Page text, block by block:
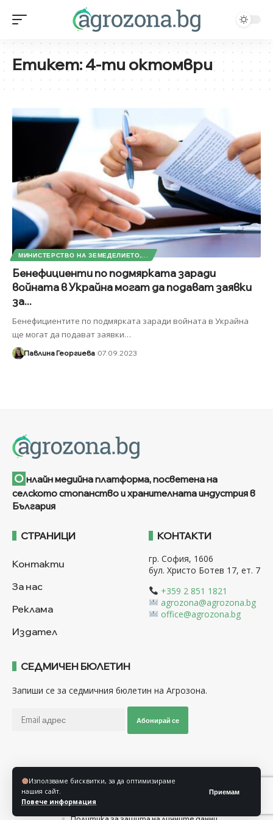
Използваме бисквитки, за да оптимизираме
нашия сайт.
Повече информация
Приемам
Етикет:4-ти октомври
МИНИСТЕРСТВО НА ЗЕМЕДЕЛИЕТО,...
Бенефициенти по подмярката заради
войната в Украйна могат да подават заявки
за...
Бенефициентите по подмярката заради войната в Украйна
ще могат да подават заявки…
Павлина Георгиева 07.09.2023
О нлайн медийна платформа, посветена на
селското стопанство и хранителната индустрия в
България
СТРАНИЦИ
Контакти
За нас
Реклама
Издател
КОНТАКТИ
гр. София, 1606
бул. Христо Ботев 17, ет. 7
+359 2 851 1821
agrozona@agrozona.bg
office@agrozona.bg
СЕДМИЧЕН БЮЛЕТИН
Запиши се за седмичния бюлетин на Агрозона.
Абонирай се
Общи условия
Политика за използване на “Бисквитки”